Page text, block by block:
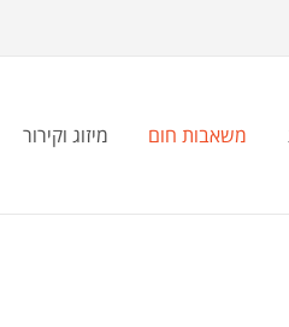
משאבות חום מיזוג וקירור